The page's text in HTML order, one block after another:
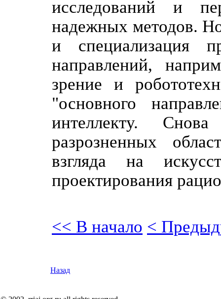
исследований и
надежных методов.
и специализация
направлений,
зрение и
"основного
интеллекту.
разрозненных
взгляда на
проектирования
<< В начало <
Назад